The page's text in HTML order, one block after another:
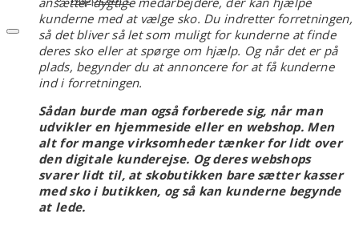
kunderne med at vælge sko. Du indretter forretningen,
så det bliver så let som muligt for kunderne at finde
deres sko eller at spørge om hjælp. Og når det er på
plads, begynder du at annoncere for at få kunderne
ind i forretningen.
Sådan burde man også forberede sig, når man
udvikler en hjemmeside eller en webshop. Men
alt for mange virksomheder tænker for lidt over
den digitale kunderejse. Og deres webshops
svarer lidt til, at skobutikken bare sætter kasser
med sko i butikken, og så kan kunderne begynde
at lede.